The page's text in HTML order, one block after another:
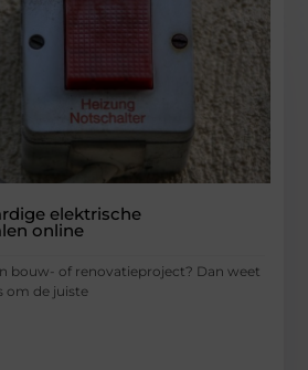
elektrische
online
bouw- of renovatieproject? Dan weet
om de juiste